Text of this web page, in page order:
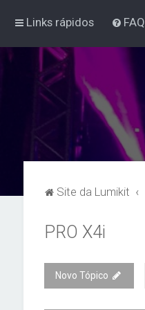
Links rápidos FAQ
Site da Lumikit
PRO X4i
Novo Tópico